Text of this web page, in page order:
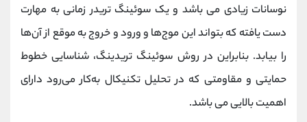
نوسانات زیادی می باشد و یک سوئینگ تریدر زمانی به مهارت
دست یافته که بتواند این موج‌ها و ورود و خروج به موقع از آن‌ها
را بیابد. بنابراین در روش سوئینگ تریدینگ، شناسایی خطوط
حمایتی و مقاومتی که در تحلیل تکنیکال به‌کار می‌رود دارای
اهمیت بالایی می باشد.